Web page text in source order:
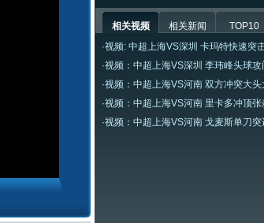
相关视频 相关新闻
TOP10
·视频: 中超上海VS深圳 卡玛特快速突
·视频：中超上海VS深圳 李玮峰头球
·视频：中超上海VS河南 双方冲突大
·视频：中超上海VS河南 里卡多冲顶
·视频：中超上海VS河南 戈麦斯单刀